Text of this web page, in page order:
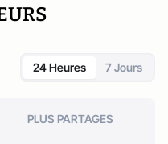
24 Heures 7 Jours
PLUS PARTAGES